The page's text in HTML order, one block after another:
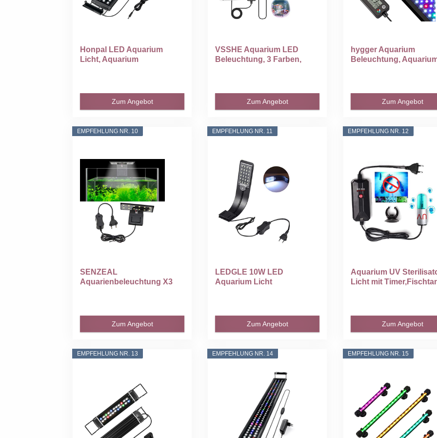
Honpal LED Aquarium
Licht, Aquarium
Zum Angebot
VSSHE Aquarium LED
Beleuchtung, 3 Farben,
Zum Angebot
hygger Aquarium
Beleuchtung,
Zum Angebot
EMPFEHLUNG NR. 10
SENZEAL
Aquarienbeleuchtung X3
Zum Angebot
EMPFEHLUNG NR. 11
LEDGLE 10W LED
Aquarium Licht
Zum Angebot
EMPFEHLUNG NR. 12
Aquarium UV
Licht mit
Zum Angebot
EMPFEHLUNG NR. 13 EMPFEHLUNG NR. 14 EMPFEHLUNG NR. 15